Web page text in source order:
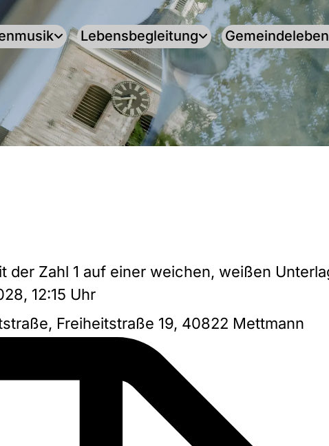
Lebensbegleitung Gemeindeleben
12:15 Uhr
Freiheitstraße 19, 40822 Mettmann